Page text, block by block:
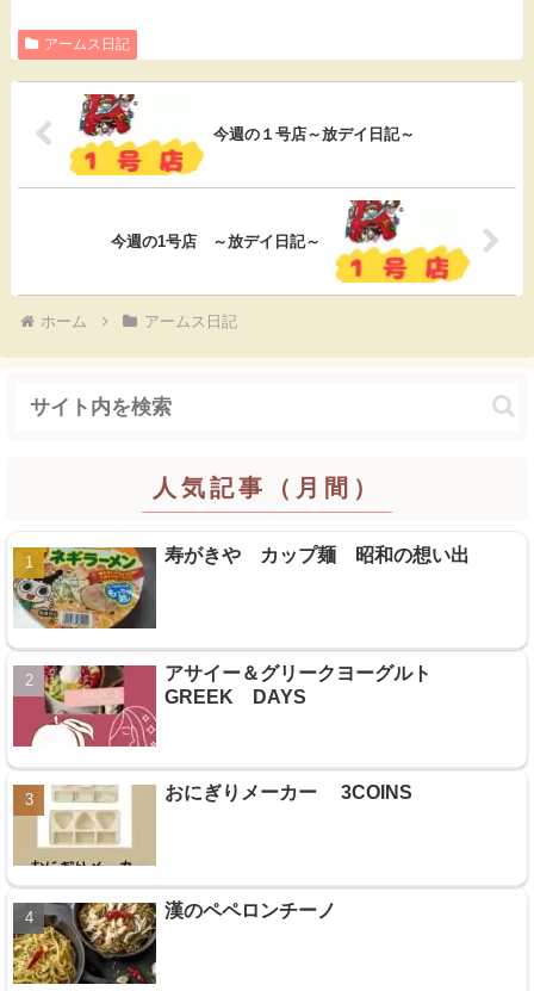
c
e
b
o
e
a
k
e
e
アームス日記
今週の１号店～放デイ日記～
今週の1号店 ～放デイ日記～
ホーム アームス日記
人気記事（月間）
寿がきや カップ麺 昭和の想い出
アサイー＆グリークヨーグルト
GREEK DAYS
おにぎりメーカー 3COINS
漢のペペロンチーノ